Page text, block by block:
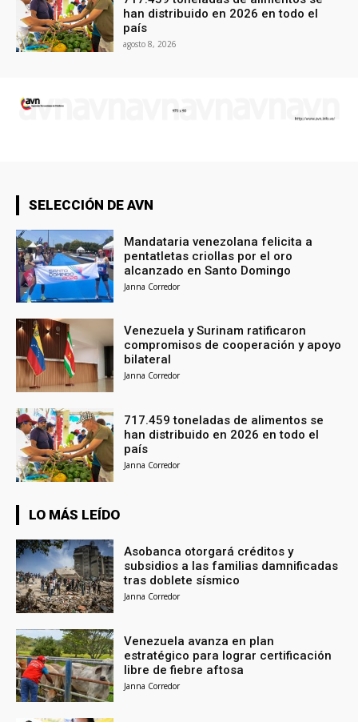
han distribuido en 2026 en todo el
país
agosto 8, 2026
SELECCIÓN DE AVN
Mandataria venezolana felicita a
pentatletas criollas por el oro
alcanzado en Santo Domingo
Janna Corredor
Venezuela y Surinam ratificaron
compromisos de cooperación y apoyo
bilateral
Janna Corredor
717.459 toneladas de alimentos se
han distribuido en 2026 en todo el
país
Janna Corredor
LO MÁS LEÍDO
Asobanca otorgará créditos y
subsidios a las familias damnificadas
tras doblete sísmico
Janna Corredor
Venezuela avanza en plan
estratégico para lograr certificación
libre de fiebre aftosa
Janna Corredor